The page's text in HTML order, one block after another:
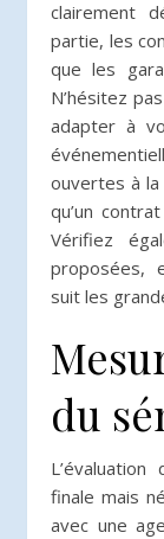
clairement
partie, les
que les
N’hésitez
adapter à
ouvertes à la
qu’un
Vérifiez
proposées,
suit les
du
finale mais
avec une